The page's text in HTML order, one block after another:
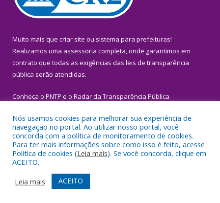
Muito mais que criar site ou sistema para prefeituras!
Realizamos uma assessoria completa, onde garantimos em
contrato que todas as exigências das leis de transparência
pública serão atendidas.
Conheça o PNTP e o Radar da Transparência Pública
Todos os direitos reservados a Prefeitura Municipal de Igarapé-
Miri.
Mapa do Site
Acessar Área Administrativa
Acessar Webmail
Nós usamos cookies para melhorar sua experiência de
navegação no portal. Ao utilizar nosso portal, você
concorda com a política de monitoramento de cookies.
Para ter mais informações sobre como isso é feito, acesse
Política de cookies (Leia mais). Se você concorda, clique em
ACEITO.
Leia mais
ACEITO